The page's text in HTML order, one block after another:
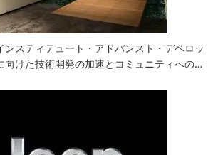
ンスティテュート・アドバンスト・デベロッ
向けた技術開発の加速とコミュニティへの…